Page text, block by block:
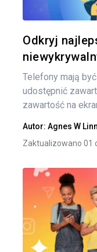
Odkryj
Telefony mają
udostępnić
zawartość na
Autor: Agnes W Linn
Zaktualizowano 01